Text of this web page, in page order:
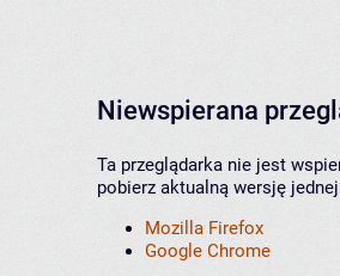
Niewspierana
Ta przeglądarka nie jest
pobierz aktualną wersję
Mozilla Firefox
Google Chrome